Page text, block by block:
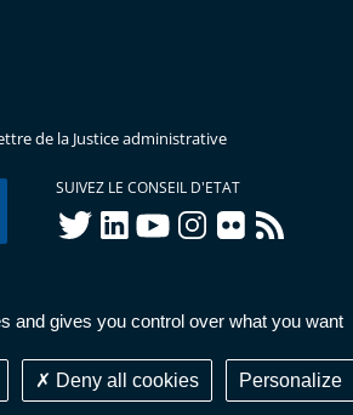
and gives you control over what you want
Deny all cookies Personalize
de la Justice administrative
SUIVEZ LE CONSEIL D'ETAT
twitterlinkedInyoutubeinstagram
flickr rss
- Mentions légales
Données
administratives-Accessibilité :